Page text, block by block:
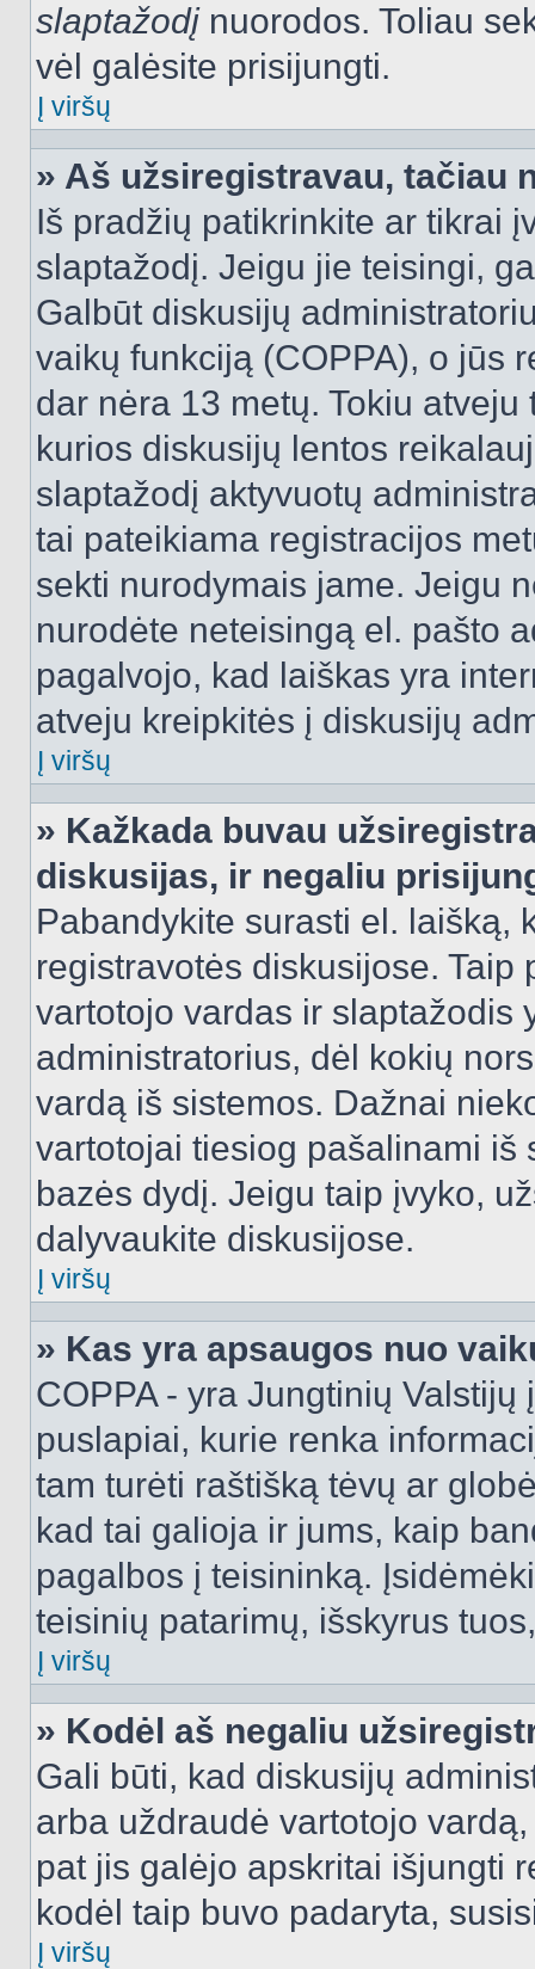
slaptažodįnuorodos. Toliau
vėl galėsite prisijungti.
Į viršų
» Aš užsiregistravau, tačiau
Iš pradžių patikrinkite ar tikrai
slaptažodį. Jeigu jie teisingi,
Galbūt diskusijų
vaikų funkciją (COPPA), o jūs
dar nėra 13 metų. Tokiu
kurios diskusijų lentos
slaptažodį aktyvuotų
tai pateikiama registracijos
sekti nurodymais jame. Jeigu
nurodėte neteisingą el. pašto
pagalvojo, kad laiškas yra
atveju kreipkitės į diskusijų
Į viršų
» Kažkada buvau
diskusijas, ir negaliu
Pabandykite surasti el. laišką,
registravotės diskusijose.
vartotojo vardas ir slaptažodis
administratorius, dėl kokių
vardą iš sistemos. Dažnai
vartotojai tiesiog pašalinami iš
bazės dydį. Jeigu taip įvyko,
dalyvaukite diskusijose.
Į viršų
» Kas yra apsaugos nuo
COPPA - yra Jungtinių
puslapiai, kurie renka
tam turėti raštišką tėvų ar
kad tai galioja ir jums, kaip
pagalbos į teisininką.
teisinių patarimų, išskyrus
Į viršų
» Kodėl aš negaliu
Gali būti, kad diskusijų
arba uždraudė vartotojo
pat jis galėjo apskritai išjungti
kodėl taip buvo padaryta,
Į viršų